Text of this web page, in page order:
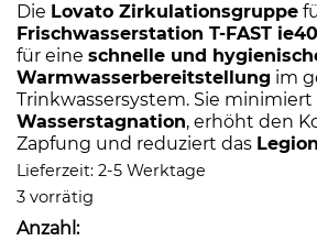
Die Lovato Zirkulationsgruppe
Frischwasserstation T-FAST
für eine schnelle und
Warmwasserbereitstellung im
Trinkwassersystem. Sie minimiert
Wasserstagnation, erhöht den
Zapfung und reduziert das
Lieferzeit: 2-5 Werktage
3 vorrätig
Anzahl: